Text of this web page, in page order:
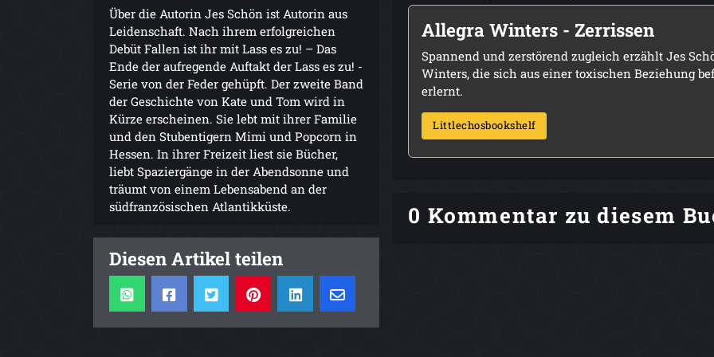
Über die Autorin Jes Schön ist Autorin aus
Leidenschaft. Nach ihrem erfolgreichen
Debüt Fallen ist ihr mit Lass es zu! – Das
Ende der aufregende Auftakt der Lass es zu! -
Serie von der Feder gehüpft. Der zweite Band
der Geschichte von Kate und Tom wird in
Kürze erscheinen. Sie lebt mit ihrer Familie
und den Stubentigern Mimi und Popcorn in
Hessen. In ihrer Freizeit liest sie Bücher,
liebt Spaziergänge in der Abendsonne und
träumt von einem Lebensabend an der
südfranzösischen Atlantikküste.
Diesen Artikel teilen
Allegra Winters - Zerrissen
Spannend und zerstörend zugleich erzählt Jes
Winters, die sich aus einer toxischen Beziehung
erlernt.
Littlechosbookshelf
0 Kommentar zu diesem